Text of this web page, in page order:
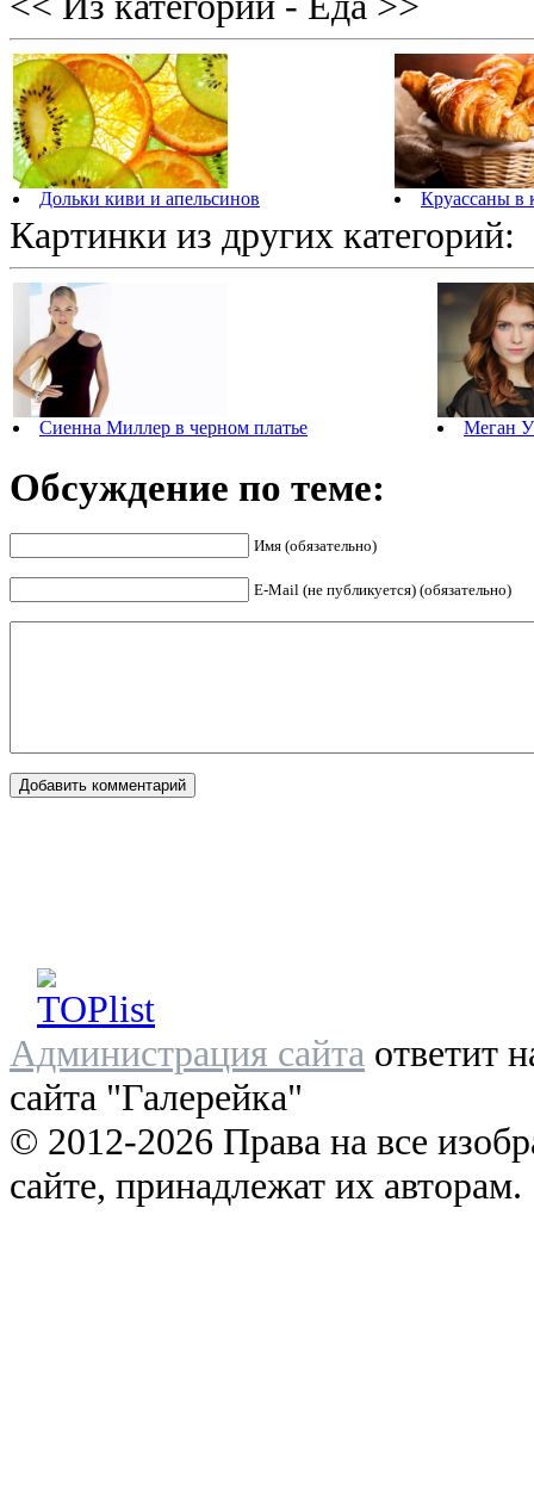
Дольки киви и апельсинов Круассаны в
Картинки из других категорий:
Сиенна Миллер в черном платье Меган
Обсуждение по теме:
Имя (обязательно)
E-Mail (не публикуется) (обязательно)
Администрация сайта ответит
сайта "Галерейка"
© 2012-2026 Права на все
сайте, принадлежат их авторам.